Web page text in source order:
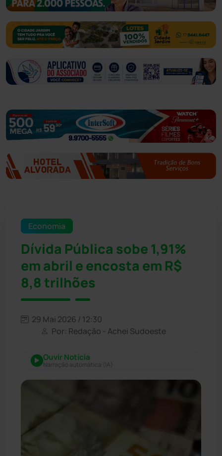
Economia
Dívida Pública sobe 1,91%
em abril e encosta em R$
8,8 trilhões
29 Mai 2026 / 12:30
Por: Redação - Achei Sudoeste
Ouvir Notícia
Narração automática (IA)